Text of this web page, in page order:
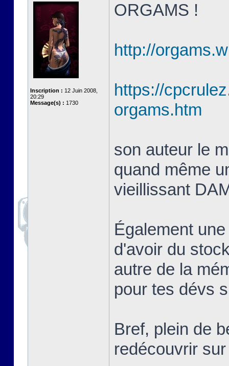
Inscription : 12 Juin 2008,
20:29
Message(s) : 1730
ORGAMS !
http://
https://
orgams.htm
son auteur le
quand même
vieillissant
Également
d'avoir du
autre de la
pour tes dévs
Bref, plein de
redécouvrir